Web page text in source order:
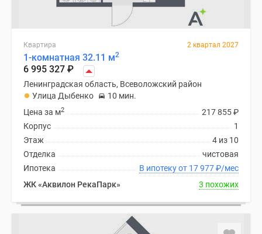
Квартира 2 квартал 2027
1-комнатная 32.11 м2
6 995 327 ₽
Ленинградская область, Всеволожский район
Улица Дыбенко
10 мин.
217 855₽
Цена за м2
1
Корпус
4 из 10
Этаж
чистовая
Отделка
В ипотеку от 17 977₽/мес
Ипотека
ЖК «Аквилон РекаПарк»
3 похожих